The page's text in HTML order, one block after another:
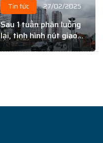
Tin tức 27/02/2025
Sau 1 tuần phân luồng
lại, tình hình nút giao
Giải Phóng – Kim Đồng